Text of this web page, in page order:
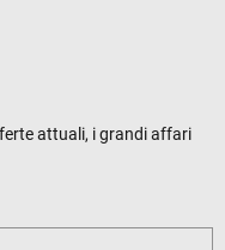
attuali, i grandi affari